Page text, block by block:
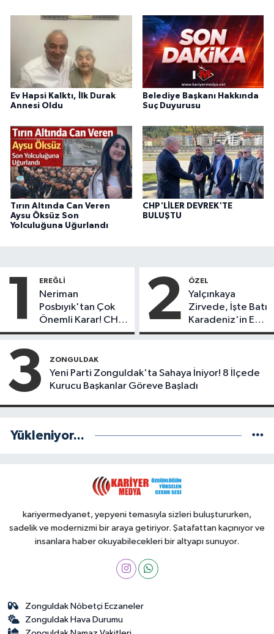
Ev Hapsi Kalktı, İlk Durak
Annesi Oldu
Belediye Başkanı Hakkında
Suç Duyurusu
Tırın Altında Can Veren
Aysu Öksüz Son
Yolculuğuna Uğurlandı
CHP'LİLER DEVREK'TE
BULUŞTU
1 EREĞLI
Neriman
Posbıyık'tan Çok
Önemli Karar! CHP
mi Yeni Parti mi?
2 ÖZEL
Yalçınkaya
Zirvede, İşte Batı
Karadeniz'in En
Başarılı Belediye
3 ZONGULDAK
Yeni Parti Zonguldak'ta Sahaya İniyor! 8 İlçede
Kurucu Başkanlar Göreve Başladı
Yükleniyor...
kariyermedyanet, yepyeni temasıyla sizleri buluştururken,
sadelik ve modernizmi bir araya getiriyor. Şatafattan kaçınıyor ve
insanlara haber okuyabilecekleri bir altyapı sunuyor.
Zonguldak Nöbetçi Eczaneler
Zonguldak Hava Durumu